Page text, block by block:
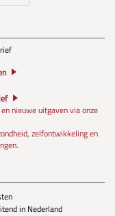
nieuwe uitgaven via onze
zelfontwikkeling en
in Nederland